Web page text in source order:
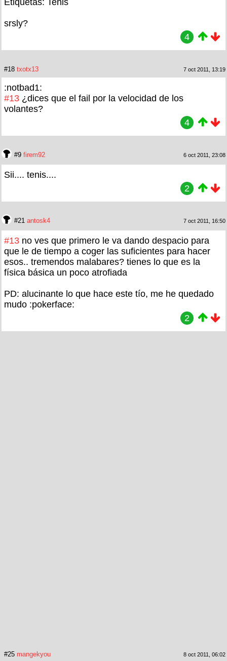
Etiquetas: Tenis
srsly?
4
#18 txotx13 7 oct 2011, 13:19
:notbad1:
#13 ¿dices que el fail por la velocidad de los
volantes?
4
#9 firem92 6 oct 2011, 23:08
Sii.... tenis....
2
#21 antosk4 7 oct 2011, 16:50
#13 no ves que primero le va dando despacio para
que le de tiempo a coger las suficientes para hacer
esos.. tremendos malabares? tienes lo que es la
física básica un poco atrofiada
PD: alucinante lo que hace este tío, me he quedado
mudo :pokerface:
2
#25 mangekyou 8 oct 2011, 06:02